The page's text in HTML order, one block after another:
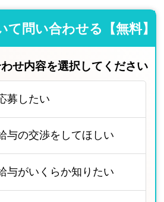
て問い合わせる【無料】
せ内容を選択してください
募したい
与の交渉をしてほしい
与がいくらか知りたい